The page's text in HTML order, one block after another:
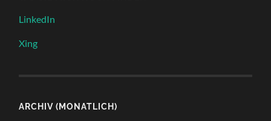
LinkedIn
Xing
ARCHIV (MONATLICH)